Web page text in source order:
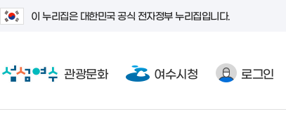
이 누리집은 대한민국 공식 전자정부 누리집입니다.
관광문화 여수시청 로그인